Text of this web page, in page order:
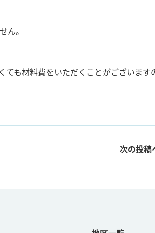
ん。
も材料費をいただくことがございます
次の投稿